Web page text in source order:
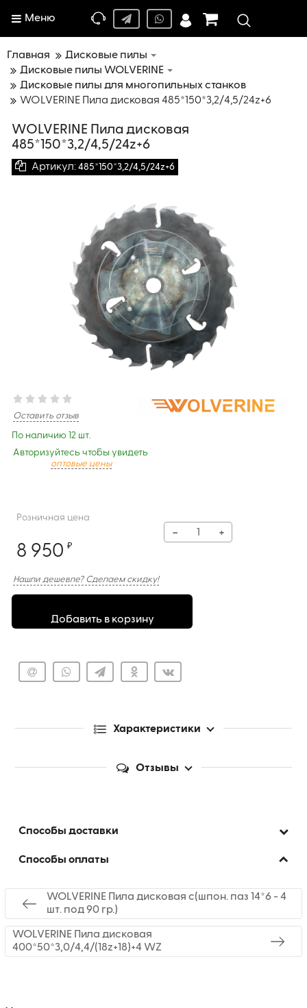
Меню
Главная
Дисковые пилы
Дисковые пилы WOLVERINE
Дисковые пилы для многопильных станков
WOLVERINE Пила дисковая 485*150*3,2/4,5/24z+6
WOLVERINE Пила дисковая
485*150*3,2/4,5/24z+6
Артикул: 485*150*3,2/4,5/24z+6
Оставить отзыв
По наличию 12 шт.
Авторизуйтесь чтобы увидеть
оптовые цены
Розничная цена
8 950 ₽
− +
Нашли дешевле? Сделаем скидку!
Добавить в корзину
Характеристики
Отзывы
Способы доставки
Способы оплаты
WOLVERINE Пила дисковая c(шпон. паз 14*6 - 4
шт. под 90 гр.)
WOLVERINE Пила дисковая
400*50*3,0/4,4/(18z+18)+4 WZ